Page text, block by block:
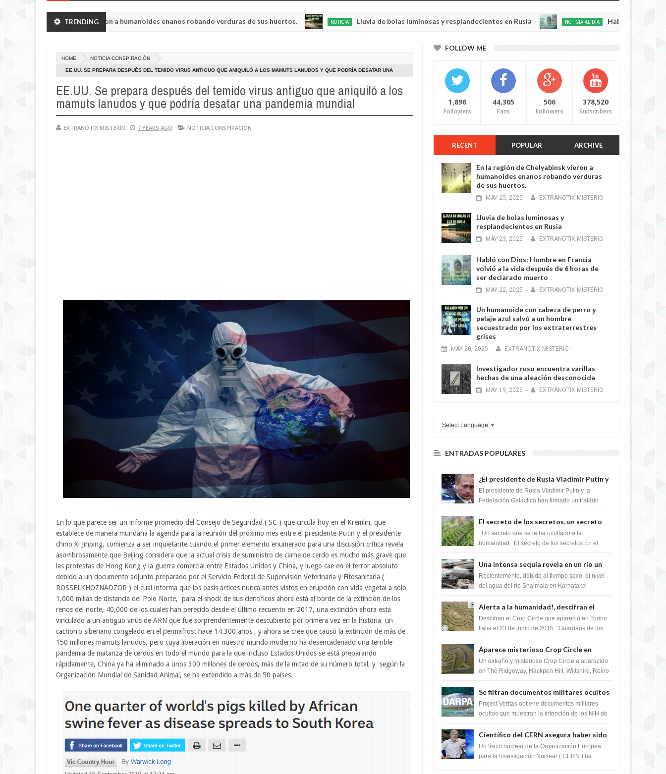
TRENDING
de Chelyabinsk vieron a humanoides enanos robando verduras de sus huertos. NOTICIA Lluvia de bolas luminosas y resplandecientes en Rusia
20250
NOTICIA AL DÍA Habló con Dios: Hombre en
HOME NOTICIA CONSPIRACIÓN
EE.UU. SE PREPARA DESPUÉS DEL TEMIDO VIRUS ANTIGUO QUE ANIQUILÓ A LOS MAMUTS LANUDOS Y QUE PODRÍA DESATAR UNA
EE.UU. Se prepara después del temido virus antiguo que aniquiló a los
mamuts lanudos y que podría desatar una pandemia mundial
EXTRANOTIX MISTERIO 7 YEARS AGO NOTICIA CONSPIRACIÓN
En lo que parece ser un informe promedio del Consejo de Seguridad ( SC ) que circula hoy en el Kremlin, que
establece de manera mundana la agenda para la reunión del próximo mes entre el presidente Putin y el presidente
chino Xi Jinping, comienza a ser inquietante cuando el primer elemento enumerado para una discusión crítica revela
asombrosamente que Beijing considera que la actual crisis de suministro de carne de cerdo es mucho más grave que
las protestas de Hong Kong y la guerra comercial entre Estados Unidos y China, y luego cae en el terror absoluto
debido a un documento adjunto preparado por el Servicio Federal de Supervisión Veterinaria y Fitosanitaria (
ROSSELKHOZNADZOR ) el cual informa que los oasis árticos nunca antes vistos en erupción con vida vegetal a solo
1,000 millas de distancia del Polo Norte, para el shock de sus científicos ahora está al borde de la extinción de los
renos del norte, 40,000 de los cuales han perecido desde el último recuento en 2017, una extinción ahora está
vinculado a un antiguo virus de ARN que fue sorprendentemente descubierto por primera vez en la historia un
cachorro siberiano congelado en el permafrost hace 14.300 años , y ahora se cree que causó la extinción de más de
150 millones mamuts lanudos, pero cuya liberación en nuestro mundo moderno ha desencadenado una terrible
pandemia de matanza de cerdos en todo el mundo para la que incluso Estados Unidos se está preparando
rápidamente, China ya ha eliminado a unos 300 millones de cerdos, más de la mitad de su número total, y según la
Organización Mundial de Sanidad Animal, se ha extendido a más de 50 países.
FOLLOW ME
1,896
Followers
44,305
Fans
506
Followers
378,520
Subscribers
RECENT POPULAR ARCHIVE
En la región de Chelyabinsk vieron a
humanoides enanos robando verduras
de sus huertos.
MAY 25, 2025 - EXTRANOTIX MISTERIO
Lluvia de bolas luminosas y
resplandecientes en Rusia
MAY 23, 2025 - EXTRANOTIX MISTERIO
Habló con Dios: Hombre en Francia
volvió a la vida después de 6 horas de
ser declarado muerto
MAY 22, 2025 - EXTRANOTIX MISTERIO
Un humanoide con cabeza de perro у
pelaje azul salvó a un hombre
secuestrado por los extraterrestres
grises
MAY 20, 2025 - EXTRANOTIX MISTERIO
Investigador ruso encuentra varillas
hechas de una aleación desconocida
MAY 19, 2025 - EXTRANOTIX MISTERIO
Select Language ▼
ENTRADAS POPULARES
¿El presidente de Rusia Vladímir Putin y
la Federación Galactica han firmado un
tratado para acabar con los Sionistas?
El presidente de Rusia Vladímir Putin y la
Federación Galáctica han firmado un tratado
Si...
El secreto de los secretos, un secreto
que cambiaría por completo el destino
de la humanidad
Un secreto que se le ha ocultado a la
humanidad El secreto de los secretos En el
m...
Una intensa sequía revela en un río un
impresionante hallazgo de miles de
Shiva Lingas
Recientemente, debido al tiempo seco, el nivel
del agua del río Shalmala en Karnataka
Shiv...
Alerta a la humanidad!, descifran el
mensaje del Crop Circle de Torino ,Italia
Descifran el Crop Circle que apareció en Torino
Italia el 23 de junio de 2015. "Guardaos de los
Aparece misterioso Crop Circle en
Reino Unido 23 de junio 2016
Un extraño y misterioso Crop Circle a aparecido
en The Ridgeway, Hackpen Hill, Wiltshire, Reino
Se filtran documentos militares ocultos
que muestran la intención de los NIH de
crear el SARS-CoV-2, utilizando la
Project Veritas obtiene documentos militares
ocultos que muestran la intención de los NIH de
Científico del CERN asegura haber sido
ayudado por seres de luz durante una
prueba del Colisionador de Hadrones
Un físico nuclear de la Organización Europea
para la Investigación Nuclear ( CERN ) ha